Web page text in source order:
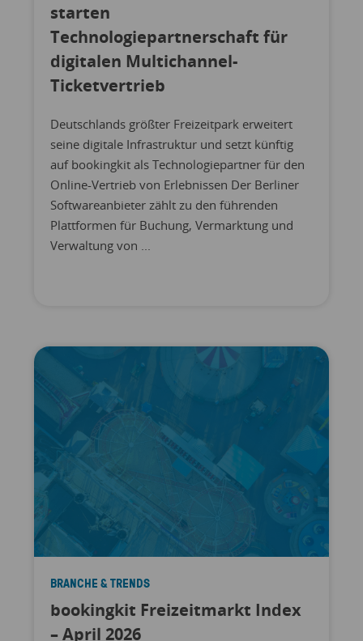
starten
Technologiepartnerschaft für
digitalen Multichannel-
Ticketvertrieb
Deutschlands größter Freizeitpark erweitert
seine digitale Infrastruktur und setzt künftig
auf bookingkit als Technologiepartner für den
Online-Vertrieb von Erlebnissen Der Berliner
Softwareanbieter zählt zu den führenden
Plattformen für Buchung, Vermarktung und
Verwaltung von ...
BRANCHE & TRENDS
bookingkit Freizeitmarkt Index
– April 2026